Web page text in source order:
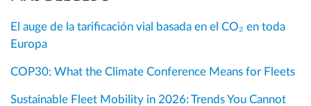
El auge de la tarificación vial basada en el CO₂ en toda
Europa
COP30: What the Climate Conference Means for Fleets
Sustainable Fleet Mobility in 2026: Trends You Cannot